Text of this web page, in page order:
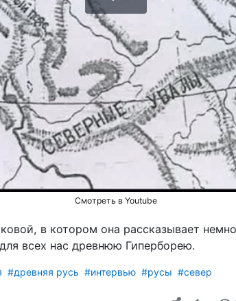
видео
Смотреть в Youtube
в котором она рассказывает
всех нас древнюю Гиперборею.
#древняя русь #интервью #русы #север